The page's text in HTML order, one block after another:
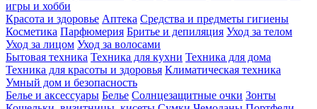
игры и хобби
Красота и здоровье Аптека Средства и предметы гигиены
Косметика Парфюмерия Бритье и депиляция Уход за телом
Уход за лицом Уход за волосами
Бытовая техника Техника для кухни Техника для дома
Техника для красоты и здоровья Климатическая техника
Умный дом и безопасность
Белье и аксессуары Белье Солнцезащитные очки Зонты